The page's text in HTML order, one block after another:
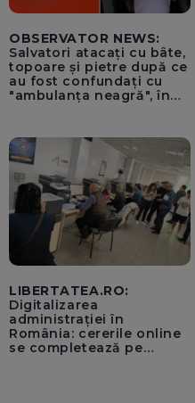
OBSERVATOR NEWS:
Salvatori atacați cu bâte,
topoare și pietre după ce
au fost confundați cu
"ambulanța neagră", în
LIBERTATEA.RO:
Digitalizarea
administrației în
România: cererile online
se completează pe